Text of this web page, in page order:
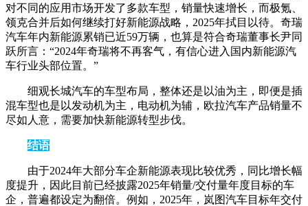
对不同的应用市场开发了多款车型，销量快速增长，而极氪、
领克合并后如何继续打好新能源战略，2025年拭目以待。 奇瑞
汽车年内新能源累销已近59万辆，也算是符合奇瑞董事长尹同
跃所言：“2024年奇瑞将不再客气，有信心进入国内新能源汽
车行业头部位置。”
细观长城汽车的车型布局，整体还是以油为主，即便是插
混车型也是以发动机为主，电动机为辅，欧拉汽车产品销量不
尽如人意，需要加快新能源转型步伐。
结语
由于2024年大部分车企新能源表现比较优秀，同比增长幅
度提升，因此目前已经披露2025年销量/交付量年度目标的车
企，普遍都设定为翻倍。 例如，2025年，岚图汽车目标年交付